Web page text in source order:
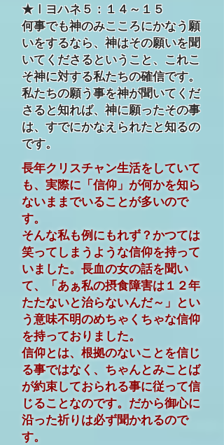
★Ⅰヨハネ５：１４～１５
何事でも神のみこころにかなう願
いをするなら、神はその願いを聞
いてくださるということ、これこ
そ神に対する私たちの確信です。
私たちの願う事を神が聞いてくだ
さると知れば、神に願ったその事
は、すでにかなえられたと知るの
です。
長年クリスチャン生活をしていて
も、実際に「信仰」が何かを知ら
ないままでいることが多いので
す。
そんな私も例にもれず？かつては
笑ってしまうような信仰を持って
いました。長血の女の話を聞い
て、「あぁ私の摂食障害は１２年
たたないと治らないんだ～」とい
う意味不明のめちゃくちゃな信仰
を持っておりました。
信仰とは、根拠のないことを信じ
る事ではなく、ちゃんとみことば
が約束しておられる事に従って信
じることなのです。だから御心に
沿った祈りは必ず聞かれるので
す。